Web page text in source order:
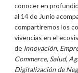
conocer en
al 14 de Junio
compartiremos los
vivencias en el
de Innovación,
Commerce, Salud,
Digitalización de